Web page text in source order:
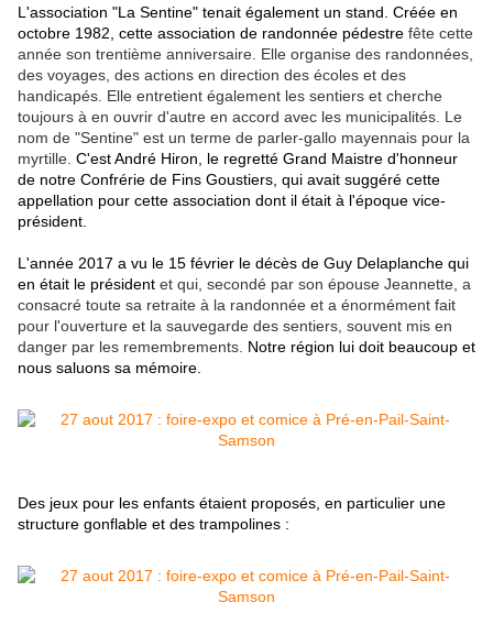
L'association "La Sentine" tenait également un stand. Créée en
octobre 1982, cette association de randonnée pédestre fête cette
année son trentième anniversaire. Elle organise des randonnées,
des voyages, des actions en direction des écoles et des
handicapés. Elle entretient également les sentiers et cherche
toujours à en ouvrir d'autre en accord avec les municipalités. Le
nom de "Sentine" est un terme de parler-gallo mayennais pour la
myrtille. C'est André Hiron, le regretté Grand Maistre d'honneur
de notre Confrérie de Fins Goustiers, qui avait suggéré cette
appellation pour cette association dont il était à l'époque vice-
président.
L'année 2017 a vu le 15 février le décès de Guy Delaplanche qui
en était le président et qui, secondé par son épouse Jeannette, a
consacré toute sa retraite à la randonnée et a énormément fait
pour l'ouverture et la sauvegarde des sentiers, souvent mis en
danger par les remembrements. Notre région lui doit beaucoup et
nous saluons sa mémoire.
Des jeux pour les enfants étaient proposés, en particulier une
structure gonflable et des trampolines :